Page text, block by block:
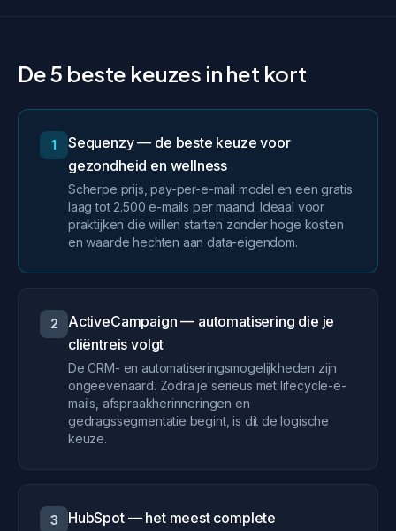
De 5 beste keuzes in het kort
1
Sequenzy — de beste keuze voor
gezondheid en wellness
Scherpe prijs, pay-per-e-mail model en een gratis
laag tot 2.500 e-mails per maand. Ideaal voor
praktijken die willen starten zonder hoge kosten
en waarde hechten aan data-eigendom.
2
ActiveCampaign — automatisering die je
cliëntreis volgt
De CRM- en automatiseringsmogelijkheden zijn
ongeëvenaard. Zodra je serieus met lifecycle-e-
mails, afspraakherinneringen en
gedragssegmentatie begint, is dit de logische
keuze.
3
HubSpot — het meest complete